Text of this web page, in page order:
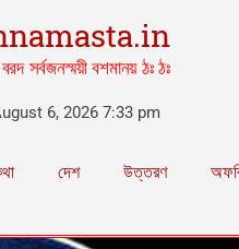
সর্বজনস্ময়ী বশমানয় ঠঃ ঠঃ
6, 2026 7:33 pm
দেশ উত্তরণ